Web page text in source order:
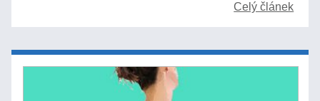
Celý článek